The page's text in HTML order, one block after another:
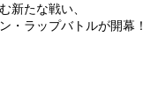
新たな戦い、
・ラップバトルが開幕！